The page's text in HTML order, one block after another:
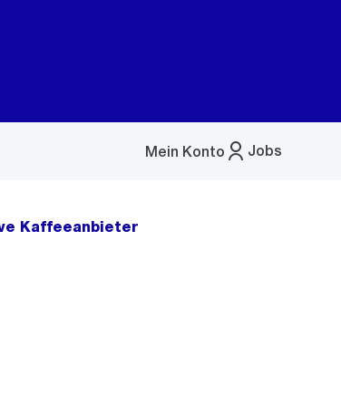
Jobs
Mein Konto
Menü
Kaffeeanbieter